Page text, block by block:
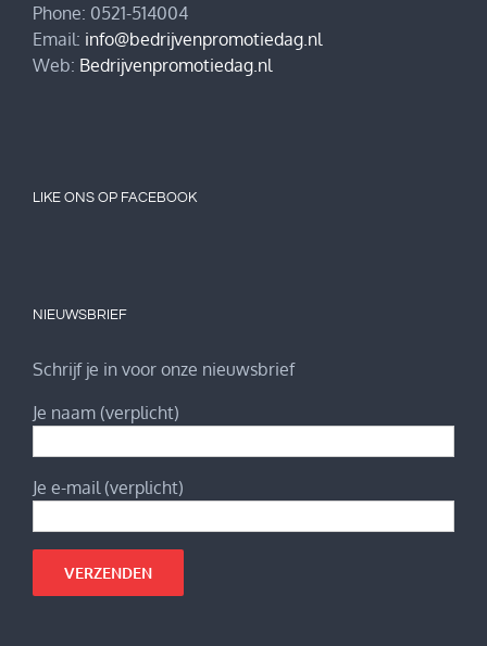
Phone: 0521-514004
Email: info@bedrijvenpromotiedag.nl
Web: Bedrijvenpromotiedag.nl
LIKE ONS OP FACEBOOK
NIEUWSBRIEF
Schrijf je in voor onze nieuwsbrief
Je naam (verplicht)
Je e-mail (verplicht)